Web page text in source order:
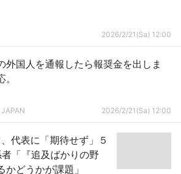
2026/2/21(Sa) 12:00
外国人を通報したら報奨金を出しま
JAPAN 2026/2/21(Sa) 12:00
代表に「期待せず」５
「『追及ばかりの野
どうかが課題」